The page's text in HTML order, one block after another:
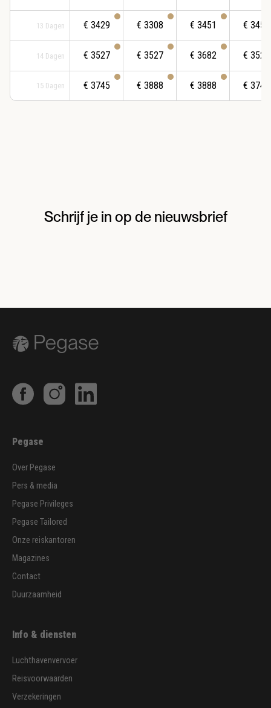
13 Dagen
14 Dagen
15 Dagen
€ 3429
€ 3527
€ 3745
€ 3308
€ 3527
€ 3888
€ 3451
€ 3682
€ 3888
€ 3451
€ 3527
€ 3745
Schrijf je in op de nieuwsbrief
Pegase
Over Pegase
Pers & media
Pegase Privileges
Pegase Tailored
Onze reiskantoren
Magazines
Contact
Duurzaamheid
Info & diensten
Luchthavenvervoer
Reisvoorwaarden
Verzekeringen